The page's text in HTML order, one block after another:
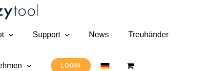
Support News Treuhänder
LOGIN